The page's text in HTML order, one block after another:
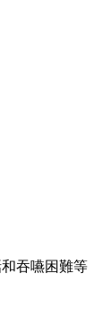
吞嚥困難等